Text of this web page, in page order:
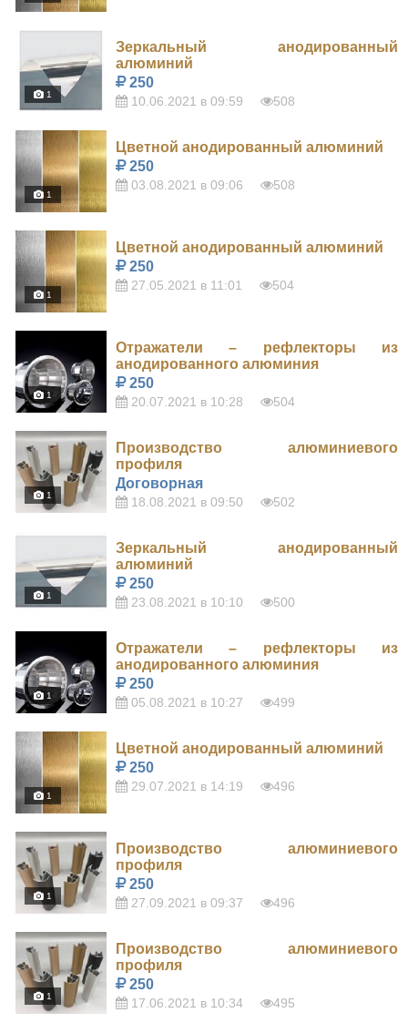
1
Зеркальный анодированный
алюминий
250
10.06.2021 в 09:59 508
1
Цветной анодированный алюминий
250
03.08.2021 в 09:06 508
1
Цветной анодированный алюминий
250
27.05.2021 в 11:01 504
1
Отражатели – рефлекторы из
анодированного алюминия
250
20.07.2021 в 10:28 504
1
Производство алюминиевого
профиля
Договорная
18.08.2021 в 09:50 502
1
Зеркальный анодированный
алюминий
250
23.08.2021 в 10:10 500
1
Отражатели – рефлекторы из
анодированного алюминия
250
05.08.2021 в 10:27 499
1
Цветной анодированный алюминий
250
29.07.2021 в 14:19 496
1
Производство алюминиевого
профиля
250
27.09.2021 в 09:37 496
1
Производство алюминиевого
профиля
250
17.06.2021 в 10:34 495